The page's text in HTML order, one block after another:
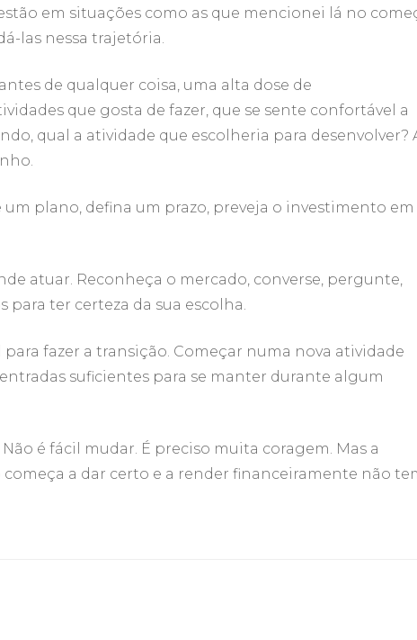
em situações como as que mencionei lá no
las nessa trajetória.
de qualquer coisa, uma alta dose de
que gosta de fazer, que se sente confortável a
qual a atividade que escolheria para desenvolver?
um plano, defina um prazo, preveja o investimento em
atuar. Reconheça o mercado, converse, pergunte,
para ter certeza da sua escolha.
fazer a transição. Começar numa nova atividade
suficientes para se manter durante algum
é fácil mudar. É preciso muita coragem. Mas a
a dar certo e a render financeiramente não